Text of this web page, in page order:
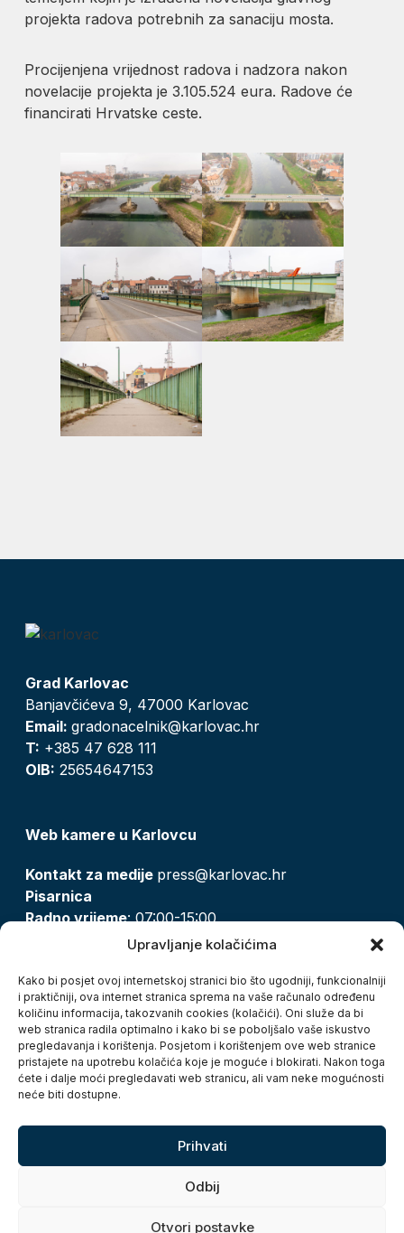
Upravljanje kolačićima
Kako bi posjet ovoj internetskoj stranici bio što ugodniji, funkcionalniji
i praktičniji, ova internet stranica sprema na vaše računalo određenu
količinu informacija, takozvanih cookies (kolačići). Oni služe da bi
web stranica radila optimalno i kako bi se poboljšalo vaše iskustvo
pregledavanja i korištenja. Posjetom i korištenjem ove web stranice
pristajete na upotrebu kolačića koje je moguće i blokirati. Nakon toga
ćete i dalje moći pregledavati web stranicu, ali vam neke mogućnosti
neće biti dostupne.
Prihvati
Odbij
Otvori postavke
projekta radova potrebnih za sanaciju mosta.
Procijenjena vrijednost radova i nadzora nakon
novelacije projekta je 3.105.524 eura. Radove će
financirati Hrvatske ceste.
Grad Karlovac
Banjavčićeva 9, 47000 Karlovac
Email: gradonacelnik@karlovac.hr
T: +385 47 628 111
OIB: 25654647153
Web kamere u Karlovcu
Kontakt za medije press@karlovac.hr
Pisarnica
Radno vrijeme: 07:00-15:00
pisarnica@karlovac.hr
Zaštita osobnih podataka
Pristup informacijama
Kolačići
Izjava o pristupačnosti
Turistička zajednica grada Karlovca